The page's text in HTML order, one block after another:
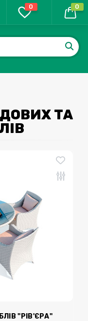
0 0
ТА
"РІВ'ЄРА"